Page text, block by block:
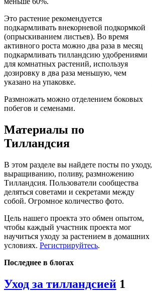
Это растение рекомендуется
подкармливать внекорневой подкормкой
(опрыскиванием листьев). Во время
активного роста можно два раза в месяц
подкармливать тилландсию удобрениями
для комнатных растений, используя
дозировку в два раза меньшую, чем
указано на упаковке.
Размножать можно отделением боковых
побегов и семенами.
Материалы по
Тилландсия
В этом разделе вы найдете посты по уходу,
выращиванию, поливу, размножению
Тилландсия. Пользователи сообщества
деляться советами и секретами между
собой. Огромное количество фото.
Цель нашего проекта это обмен опытом,
чтобы каждый участник проекта мог
научиться уходу за растением в домашних
условиях. Регистрируйтесь.
Последнее в блогах
Уход за тилландсией 1